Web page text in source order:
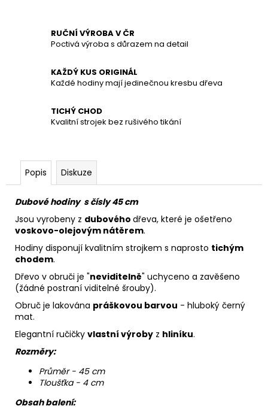
RUČNÍ VÝROBA V ČR
Poctivá výroba s důrazem na detail
KAŽDÝ KUS ORIGINÁL
Každé hodiny mají jedinečnou kresbu dřeva
TICHÝ CHOD
Kvalitní strojek bez rušivého tikání
Popis Diskuze
Dubové hodiny s čísly 45 cm
Jsou vyrobeny z dubového dřeva, které je ošetřeno
voskovo-olejovým nátěrem.
Hodiny disponují kvalitním strojkem s naprosto tichým
chodem.
Dřevo v obruči je "neviditelně" uchyceno a zavěšeno
(žádné postraní viditelné šrouby).
Obruč je lakována práškovou barvou - hluboký černý
mat.
Elegantní ručičky vlastní výroby z hliníku.
Rozměry:
Průměr - 45 cm
Tloušťka - 4 cm
Obsah balení: